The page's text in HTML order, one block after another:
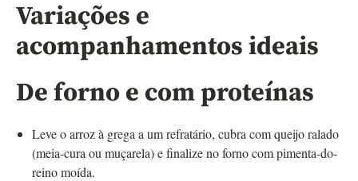
Variações e
acompanhamentos ideais
De forno e com proteínas
Leve o arroz à grega a um refratário, cubra com queijo ralado
(meia-cura ou muçarela) e finalize no forno com pimenta-do-
reino moída.